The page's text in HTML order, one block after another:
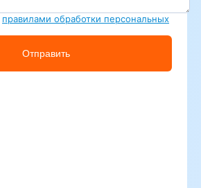
правилами обработки персональных
Отправить